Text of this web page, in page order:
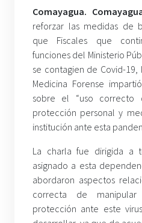
Comayagua.
reforzar las medidas de
que Fiscales que
funciones del Ministerio
se contagien de Covid-
Medicina Forense
sobre el “uso correcto
protección personal y
institución ante esta
La charla fue dirigida a
asignado a esta
abordaron aspectos
correcta de
protección ante este